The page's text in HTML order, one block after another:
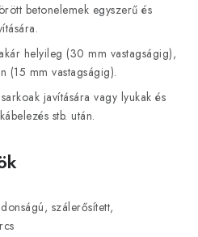
betonelemek egyszerű és
helyileg (30 mm vastagságig),
(15 mm vastagságig).
javítására vagy lyukak és
stb. után.
szálerősített,